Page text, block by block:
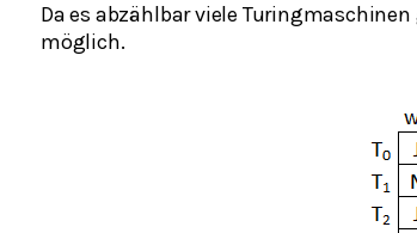
Da es abzählbar viele
möglich.